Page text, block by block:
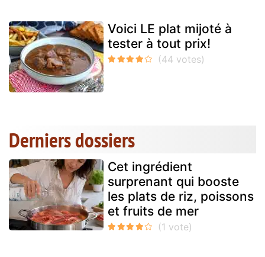
Voici LE plat mijoté à
tester à tout prix!
Derniers dossiers
Cet ingrédient
surprenant qui booste
les plats de riz, poissons
et fruits de mer